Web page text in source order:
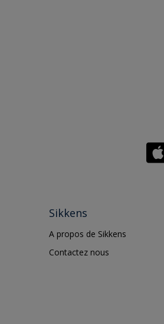
Sikkens
A propos de Sikkens
Contactez nous